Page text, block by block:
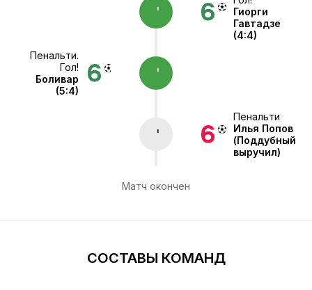
'
Гиорги
Гавтадзе
(4:4)
Пенальти.
Гол!
Боливар
(5:4)
'
'
Пенальти
Илья Попов
(Поддубный
выручил)
Матч окончен
СОСТАВЫ КОМАНД